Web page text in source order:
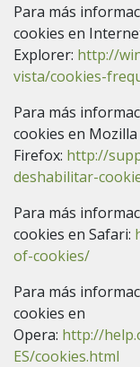
Para más
cookies en
Explorer: http://
vista/cookies-
Para más
cookies en Mozilla
Firefox: http://
deshabilitar-
Para más
cookies en Safari:
of-cookies/
Para más
cookies en
Opera: http://
ES/cookies.html